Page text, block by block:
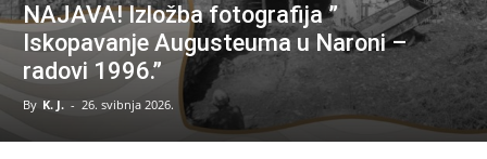
NAJAVA! Izložba fotografija ”
Iskopavanje Augusteuma u Naroni –
radovi 1996.”
By K. J. - 26. svibnja 2026.